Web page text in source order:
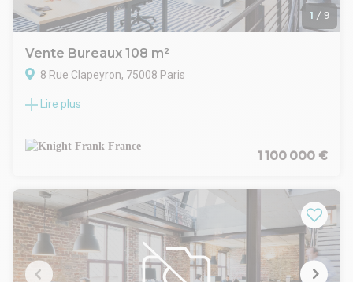
1 / 9
Vente Bureaux 108 m²
8 Rue Clapeyron, 75008 Paris
Idéalement situés au 8 rue Clapeyron, au cœur du 8ème
environnement dynamique et recherché, à deux pas de la
gare Saint-Lazare, de ses nombreuses connexions de
Développant une surface totale d'environ 98 m², les locaux
offrent une configuration fonctionnelle et qualitative. Le rez-
de-chaussée, d'une surface d'environ 88 m², se compose
d'un espace d'accueil et de six bureaux cloisonnés, répartis
entre une façade sur rue bénéficiant d'une bonne visibilité et
une partie plus calme donnant sur cour. Un sanitaire PMR
Lire plus
1 100 000 €